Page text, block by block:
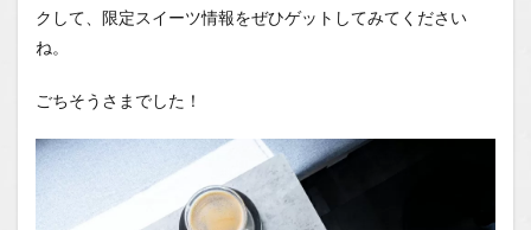
クして、限定スイーツ情報をぜひゲットしてみてください
ね。
ごちそうさまでした！